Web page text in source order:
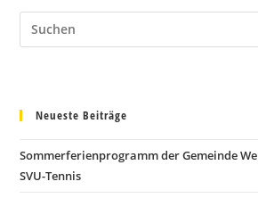
Neueste Beiträge
Sommerferienprogramm der Gemeinde
SVU-Tennis